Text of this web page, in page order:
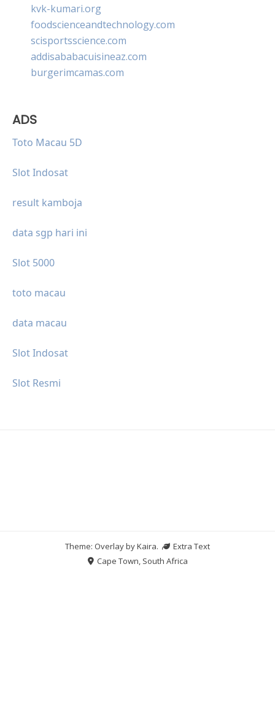
kvk-kumari.org
foodscienceandtechnology.com
scisportsscience.com
addisababacuisineaz.com
burgerimcamas.com
ADS
Toto Macau 5D
Slot Indosat
result kamboja
data sgp hari ini
Slot 5000
toto macau
data macau
Slot Indosat
Slot Resmi
Theme: Overlay byKaira.
Extra Text
Cape Town, South Africa